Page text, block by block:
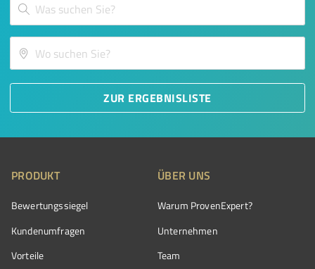
ZUR ERGEBNISLISTE
PRODUKT
Bewertungssiegel
Kundenumfragen
Vorteile
ÜBER UNS
Warum ProvenExpert?
Unternehmen
Team